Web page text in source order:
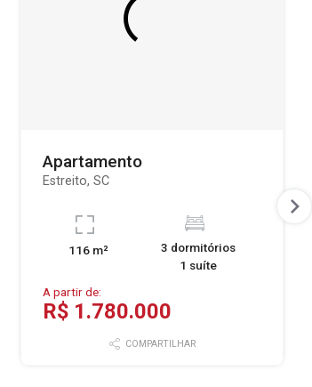
Apartamento
Estreito, SC
116 m²
3 dormitórios
1 suíte
A partir de:
R$ 1.780.000
COMPARTILHAR